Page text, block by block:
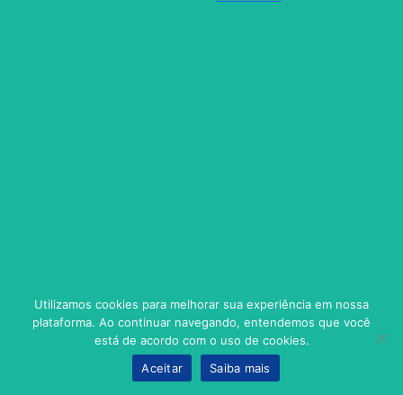
Utilizamos cookies para melhorar sua experiência em nossa
plataforma. Ao continuar navegando, entendemos que você
está de acordo com o uso de cookies.
Aceitar
Saiba mais